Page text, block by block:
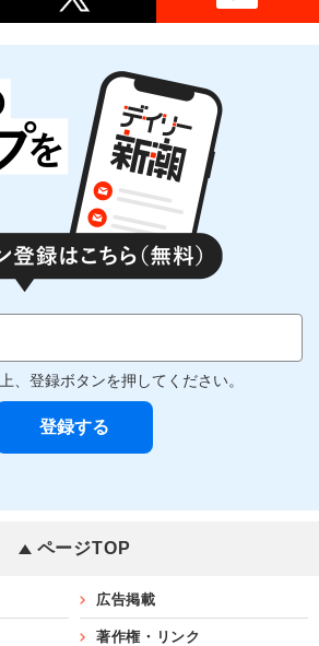
、登録ボタンを押してください。
ページTOP
広告掲載
著作権・リンク